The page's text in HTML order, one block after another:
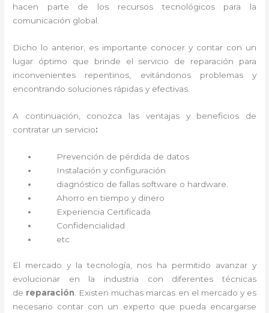
hacen parte de los recursos tecnológicos para la
comunicación global.
Dicho lo anterior, es importante conocer y contar con un
lugar óptimo que brinde el servicio de reparación
para
inconvenientes repentinos, evitándonos problemas y
encontrando soluciones rápidas y efectivas.
A continuación, conozca las ventajas y beneficios de
contratar un servicio:
Prevención de pérdida de datos
Instalación y configuración
diagnóstico de fallas software o hardware
Ahorro en tiempo y dinero
Experiencia Certificada
Confidencialidad
etc
El mercado y la tecnología, nos ha permitido avanzar y
evolucionar en la industria con diferentes técnicas
de reparación. Existen muchas marcas en el mercado y es
necesario contar con un experto que pueda encargarse